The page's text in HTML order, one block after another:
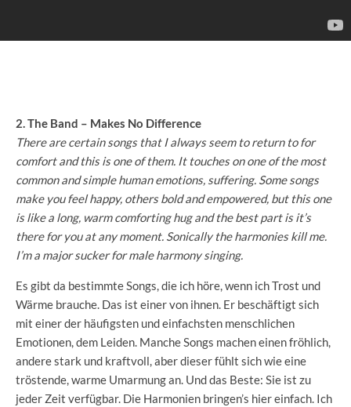
2. The Band – Makes No Difference
There are certain songs that I always seem to return to for
comfort and this is one of them. It touches on one of the most
common and simple human emotions, suffering. Some songs
make you feel happy, others bold and empowered, but this one
is like a long, warm comforting hug and the best part is it’s
there for you at any moment. Sonically the harmonies kill me.
I’m a major sucker for male harmony singing.
Es gibt da bestimmte Songs, die ich höre, wenn ich Trost und
Wärme brauche. Das ist einer von ihnen. Er beschäftigt sich
mit einer der häufigsten und einfachsten menschlichen
Emotionen, dem Leiden. Manche Songs machen einen fröhlich,
andere stark und kraftvoll, aber dieser fühlt sich wie eine
tröstende, warme Umarmung an. Und das Beste: Sie ist zu
jeder Zeit verfügbar. Die Harmonien bringen’s hier einfach. Ich